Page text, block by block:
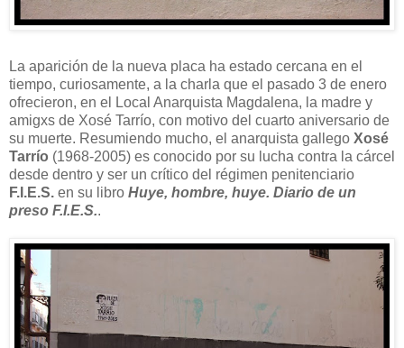
La aparición de la nueva placa ha estado cercana en el
tiempo, curiosamente, a la charla que el pasado 3 de enero
ofrecieron, en el Local Anarquista Magdalena, la madre y
amigxs de Xosé Tarrío, con motivo del cuarto aniversario de
su muerte. Resumiendo mucho, el anarquista gallego Xosé
Tarrío (1968-2005) es conocido por su lucha contra la cárcel
desde dentro y ser un crítico del régimen penitenciario
F.I.E.S. en su libro Huye, hombre, huye. Diario de un
preso F.I.E.S..